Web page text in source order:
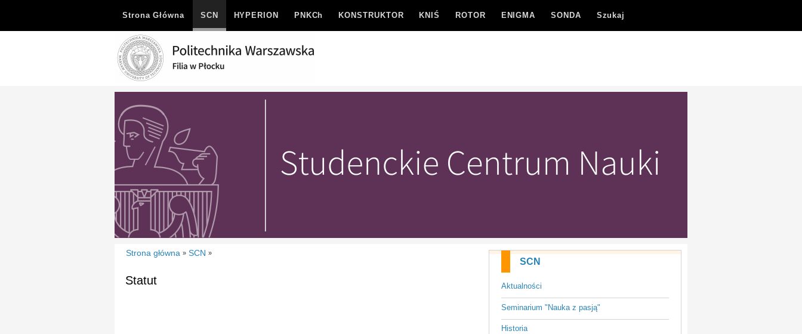
Strona Główna SCN HYPERION PNKCh KONSTRUKTOR KNIŚ ROTOR ENIGMA SONDA Szukaj
SCN
Aktualności
Seminarium "Nauka z pasją"
Historia
Strona główna » SCN »
Statut